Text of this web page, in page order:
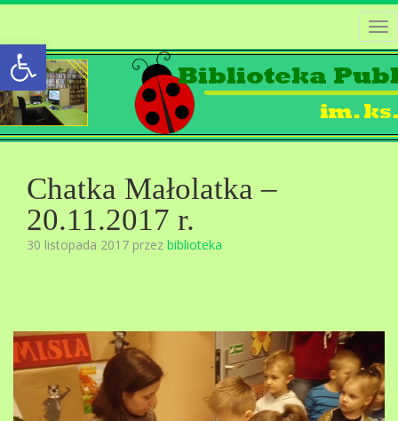
Open toolbar
Chatka Małolatka –
20.11.2017 r.
30 listopada 2017 przez biblioteka